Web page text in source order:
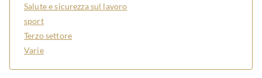
Salute e sicurezza sul lavoro
sport
Terzo settore
Varie